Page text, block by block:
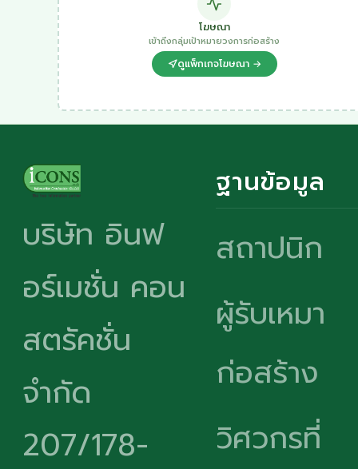
โฆษณา
เข้าถึงกลุ่มเป้าหมายวงการก่อสร้าง
ดูแพ็กเกจโฆษณา →
บริษัท อินฟ
อร์เมชั่น คอน
สตรัคชั่น
จำกัด
207/178-
ฐานข้อมูล
สถาปนิก
ผู้รับเหมา
ก่อสร้าง
วิศวกรที่